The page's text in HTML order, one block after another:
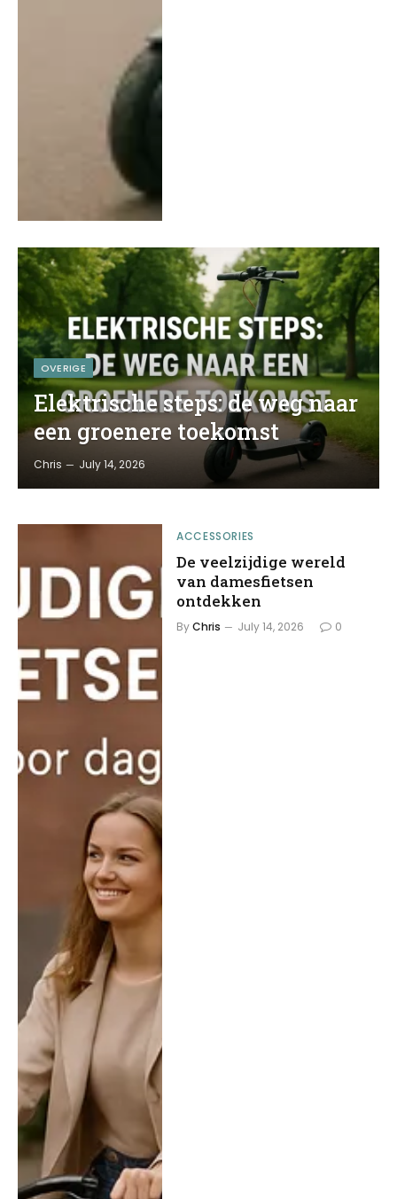
OVERIGE
Elektrische steps: de weg naar
een groenere toekomst
Chris July 14, 2026
ACCESSORIES
De veelzijdige wereld
van damesfietsen
ontdekken
ByChris July 14, 2026 0